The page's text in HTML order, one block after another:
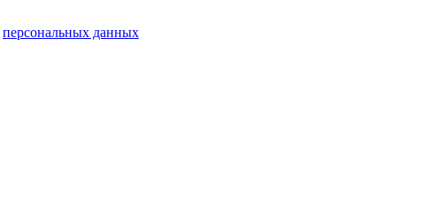
персональных данных